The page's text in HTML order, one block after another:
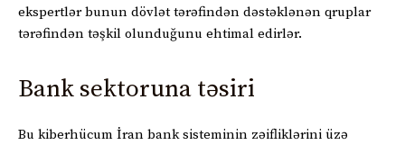
ekspertlər bunun dövlət tərəfindən dəstəklənən qruplar
tərəfindən təşkil olunduğunu ehtimal edirlər.
Bank sektoruna təsiri
Bu kiberhücum İran bank sisteminin zəifliklərini üzə